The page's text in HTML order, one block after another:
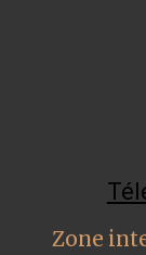
Zone